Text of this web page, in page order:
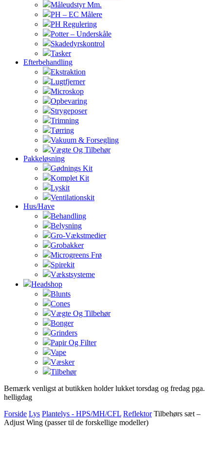
Måleudstyr Mm.
PH – EC Målere
PH Regulering
Potter – Underskåle
Skadedyrskontrol
Tasker
Efterbehandling
Ekstraktion
Lugtfjerner
Microskop
Opbevaring
Strygeposer
Trimning
Tørring
Vakuum & Forsegling
Vægte Og Tilbehør
Pakkeløsning
Gødnings Kit
Komplet Kit
Lyskit
Ventilationskit
Hus/Have
Behandling
Belysning
Gro-Vækstmedier
Grobakker
Microgreens Frø
Spirekit
Vækstsysteme
Headshop
Blunts
Cones
Vægte Og Tilbehør
Bonger
Grinders
Papir Og Filter
Vape
Væsker
Tilbehør
Bemærk venligst at butikken holder lukket torsdag og fredag pga.
helligdag
Forside Lys Plantelys - HPS/MH/CFL Reflektor Tilbehørs sæt –
Adjust Wing (passer til de forskellige modeller)